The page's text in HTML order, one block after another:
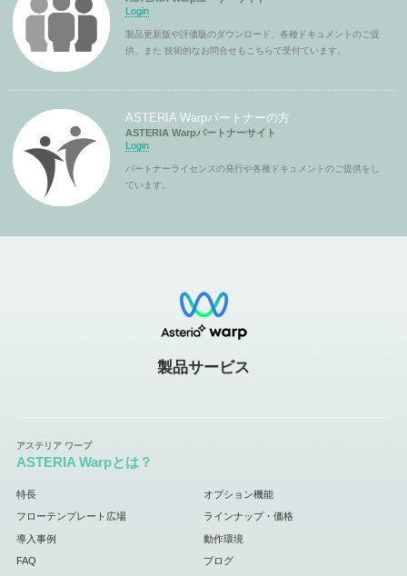
Login
製品更新版や評価版のダウンロード、各種ドキュメントのご提
供、また 技術的なお問合せもこちらで受付ています。
ASTERIA Warpパートナーの方
ASTERIA Warpパートナーサイト
Login
パートナーライセンスの発行や各種ドキュメントのご提供をし
ています。
製品サービス
ASTERIA Warpとは？
特長 オプション機能
フローテンプレート広場 ラインナップ・価格
導入事例 動作環境
FAQ ブログ